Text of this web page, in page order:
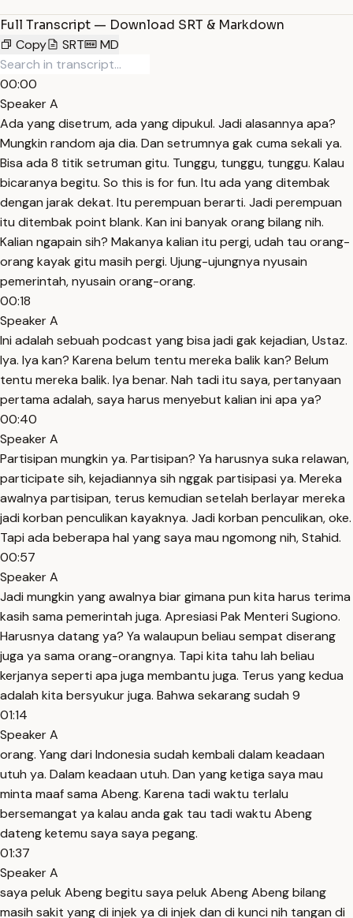
Full Transcript — Download SRT & Markdown
Copy
SRT MD
00:00
Speaker A
Ada yang disetrum, ada yang dipukul. Jadi alasannya apa?
Mungkin random aja dia. Dan setrumnya gak cuma sekali ya.
Bisa ada 8 titik setruman gitu. Tunggu, tunggu, tunggu. Kalau
bicaranya begitu. So this is for fun. Itu ada yang ditembak
dengan jarak dekat. Itu perempuan berarti. Jadi perempuan
itu ditembak point blank. Kan ini banyak orang bilang nih.
Kalian ngapain sih? Makanya kalian itu pergi, udah tau orang-
orang kayak gitu masih pergi. Ujung-ujungnya nyusain
pemerintah, nyusain orang-orang.
00:18
Speaker A
Ini adalah sebuah podcast yang bisa jadi gak kejadian, Ustaz.
Iya. Iya kan? Karena belum tentu mereka balik kan? Belum
tentu mereka balik. Iya benar. Nah tadi itu saya, pertanyaan
pertama adalah, saya harus menyebut kalian ini apa ya?
00:40
Speaker A
Partisipan mungkin ya. Partisipan? Ya harusnya suka relawan,
participate sih, kejadiannya sih nggak partisipasi ya. Mereka
awalnya partisipan, terus kemudian setelah berlayar mereka
jadi korban penculikan kayaknya. Jadi korban penculikan, oke.
Tapi ada beberapa hal yang saya mau ngomong nih, Stahid.
00:57
Speaker A
Jadi mungkin yang awalnya biar gimana pun kita harus terima
kasih sama pemerintah juga. Apresiasi Pak Menteri Sugiono.
Harusnya datang ya? Ya walaupun beliau sempat diserang
juga ya sama orang-orangnya. Tapi kita tahu lah beliau
kerjanya seperti apa juga membantu juga. Terus yang kedua
adalah kita bersyukur juga. Bahwa sekarang sudah 9
01:14
Speaker A
orang. Yang dari Indonesia sudah kembali dalam keadaan
utuh ya. Dalam keadaan utuh. Dan yang ketiga saya mau
minta maaf sama Abeng. Karena tadi waktu terlalu
bersemangat ya kalau anda gak tau tadi waktu Abeng
dateng ketemu saya saya pegang.
01:37
Speaker A
saya peluk Abeng begitu saya peluk Abeng Abeng bilang
masih sakit yang di injek ya di injek dan di kunci nih tangan di